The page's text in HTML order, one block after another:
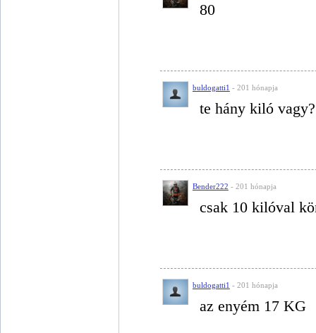
80
buldogatti1 - 201 hónapja
te hány kiló vagy?
Bender222 - 201 hónapja
csak 10 kilóval
buldogatti1 - 201 hónapja
az enyém 17 KG